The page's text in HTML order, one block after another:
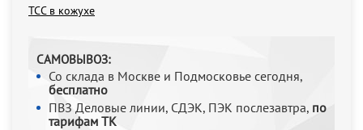
ТСС в кожухе
САМОВЫВОЗ:
Со склада в Москве и Подмосковье сегодня,
бесплатно
ПВЗ Деловые линии, СДЭК, ПЭК послезавтра, по
тарифам ТК